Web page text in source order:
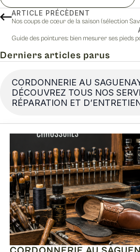
ARTICLE PRÉCÈDENT
Nos coups de cœur de la saison (sélection
Guide des pointures: bien mesurer ses pieds
Derniers articles parus
CORDONNERIE AU
DÉCOUVREZ TOUS NOS
RÉPARATION ET